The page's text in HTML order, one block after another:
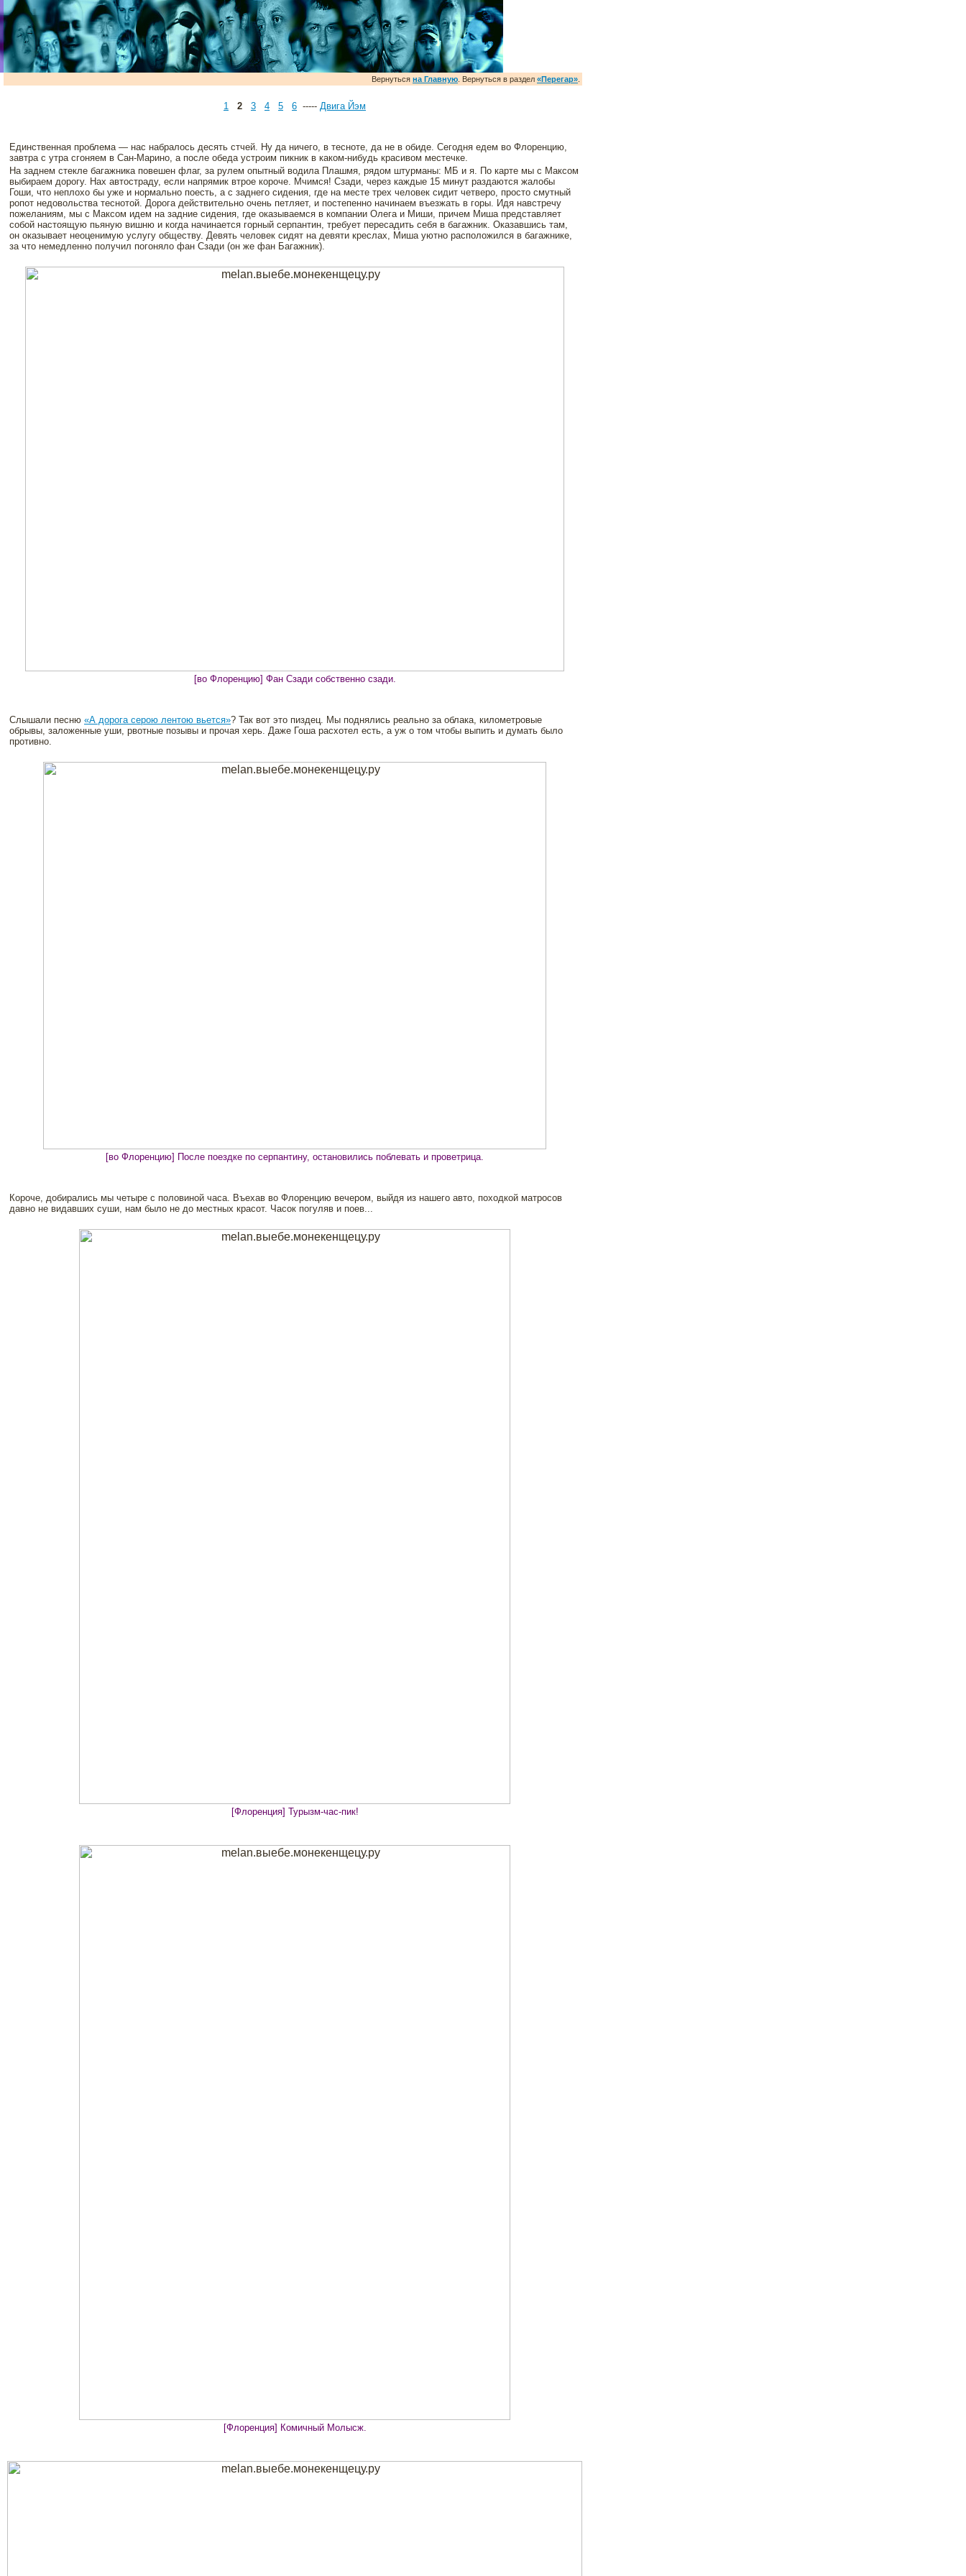
Вернуться на Главную . Вернуться в раздел «Перегар»
1 2 3 4 5 6 ----- Двига Йэм
Единственная проблема — нас набралось десять стчей. Ну да ничего, в тесноте, да не в обиде. Сегодня едем во Флоренцию,
завтра с утра сгоняем в Сан-Марино, а после обеда устроим пикник в каком-нибудь красивом местечке.
На заднем стекле багажника повешен флаг, за рулем опытный водила Плашмя, рядом штурманы: МБ и я. По карте мы с Максом
выбираем дорогу. Нах автостраду, если напрямик втрое короче. Мчимся! Сзади, через каждые 15 минут раздаются жалобы
Гоши, что неплохо бы уже и нормально поесть, а с заднего сидения, где на месте трех человек сидит четверо, просто смутный
ропот недовольства теснотой. Дорога действительно очень петляет, и постепенно начинаем въезжать в горы. Идя навстречу
пожеланиям, мы с Максом идем на задние сидения, где оказываемся в компании Олега и Миши, причем Миша представляет
собой настоящую пьяную вишню и когда начинается горный серпантин, требует пересадить себя в багажник. Оказавшись там,
он оказывает неоценимую услугу обществу. Девять человек сидят на девяти креслах, Миша уютно расположился в багажнике,
за что немедленно получил погоняло фан Сзади (он же фан Багажник).
[во Флоренцию] Фан Сзади собственно сзади.
Слышали песню «А дорога серою лентою вьется»? Так вот это пиздец. Мы поднялись реально за облака, километровые
обрывы, заложенные уши, рвотные позывы и прочая херь. Даже Гоша расхотел есть, а уж о том чтобы выпить и думать было
противно.
[во Флоренцию] После поездке по серпантину, остановились поблевать и проветрица.
Короче, добирались мы четыре с половиной часа. Въехав во Флоренцию вечером, выйдя из нашего авто, походкой матросов
давно не видавших суши, нам было не до местных красот. Часок погуляв и поев...
[Флоренция] Турызм-час-пик!
[Флоренция] Комичный Молысж.